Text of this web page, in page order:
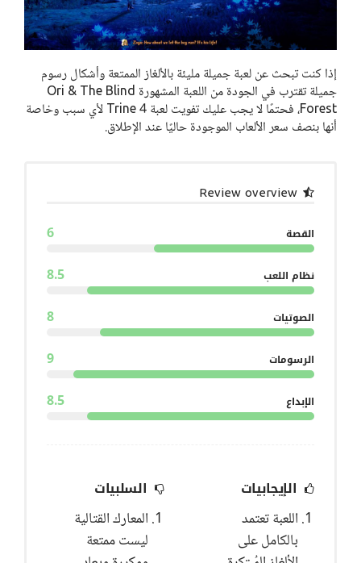
إذا كنت تبحث عن لعبة جميلة مليئة بالألغاز الممتعة وأشكال رسوم
جميلة تقترب في الجودة من اللعبة المشهورة Ori & The Blind
Forest، فحتمًا لا يجب عليك تفويت لعبة Trine 4 لأي سبب وخاصة
أنها بنصف سعر الألعاب الموجودة حاليًا عند الإطلاق.
Review overview
القصة 6
نظام اللعب 8.5
الصوتيات 8
الرسومات 9
الإبداع 8.5
الإيجابيات
اللعبة تعتمد
بالكامل على
السلبيات
المعارك القتالية
ليست ممتعة